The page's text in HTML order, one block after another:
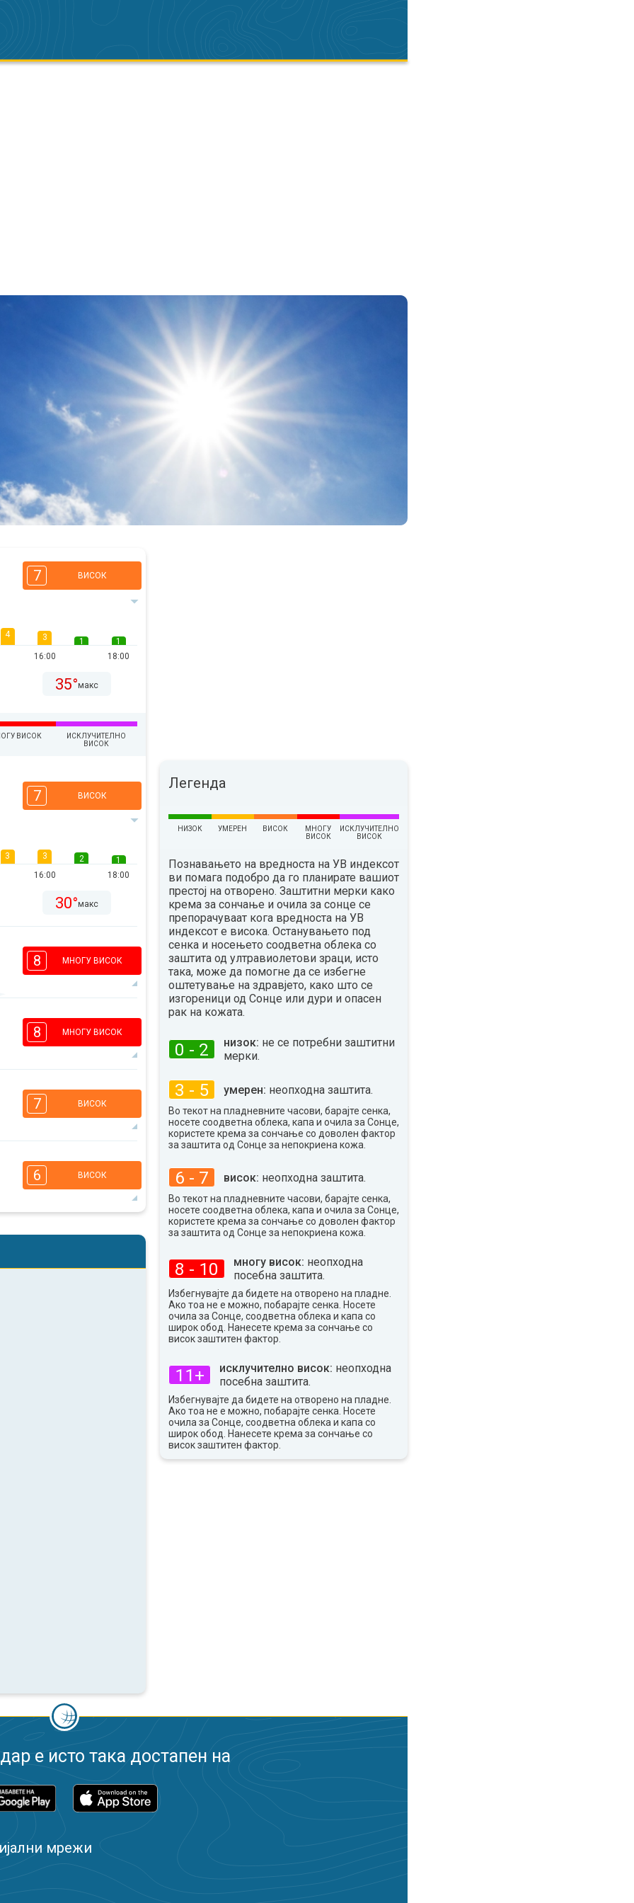
7 ВИСОК
4
3
16:00
1
1
18:00
35°макс
ВИСОК
ИСКЛУЧИТЕЛНО
ВИСОК
7 ВИСОК
3
3
16:00
2
1
18:00
30°макс
8 МНОГУ ВИСОК
4
16:00
2
1
34°макс
8 МНОГУ ВИСОК
3
16:00
2
35°макс
7 ВИСОК
3
16:00
36°макс
6 ВИСОК
3
2
1
Легенда
НИЗОК УМЕРЕН ВИСОК
МНОГУ
ВИСОК
ИСКЛУЧИТЕЛНО
ВИСОК
Познавањето на вредноста на УВ индексот
ви помага подобро да го планирате вашиот
престој на отворено. Заштитни мерки како
крема за сончање и очила за сонце се
препорачуваат кога вредноста на УВ
индексот е висока. Останувањето под
сенка и носењето соодветна облека со
заштита од ултравиолетови зраци, исто
така, може да помогне да се избегне
оштетување на здравјето, како што се
изгореници од Сонце или дури и опасен
рак на кожата.
0 - 2 низок: не се потребни заштитни
мерки.
3 - 5 умерен: неопходна заштита.
Во текот на пладневните часови, барајте сенка,
носете соодветна облека, капа и очила за Сонце,
користете крема за сончање со доволен фактор
за заштита од Сонце за непокриена кожа.
6 - 7 висок: неопходна заштита.
Во текот на пладневните часови, барајте сенка,
носете соодветна облека, капа и очила за Сонце,
користете крема за сончање со доволен фактор
за заштита од Сонце за непокриена кожа.
8 - 10 многу висок: неопходна
посебна заштита.
Избегнувајте да бидете на отворено на пладне.
Ако тоа не е можно, побарајте сенка. Носете
очила за Сонце, соодветна облека и капа со
широк обод. Нанесете крема за сончање со
висок заштитен фактор.
11+ исклучително висок: неопходна
посебна заштита.
Избегнувајте да бидете на отворено на пладне.
Ако тоа не е можно, побарајте сенка. Носете
очила за Сонце, соодветна облека и капа со
широк обод. Нанесете крема за сончање со
висок заштитен фактор.
е исто така достапен на
мрежи